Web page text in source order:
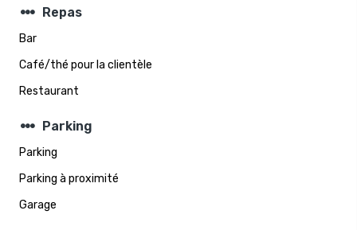
steppers Repas
Bar
Café/thé pour la clientèle
Restaurant
steppers Parking
Parking
Parking à proximité
Garage